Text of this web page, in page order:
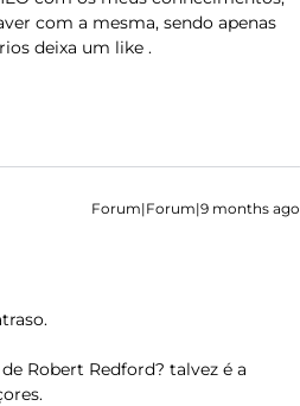
com a mesma, sendo apenas
deixa um like .
Forum|Forum|9 months ago
Robert Redford? talvez é a